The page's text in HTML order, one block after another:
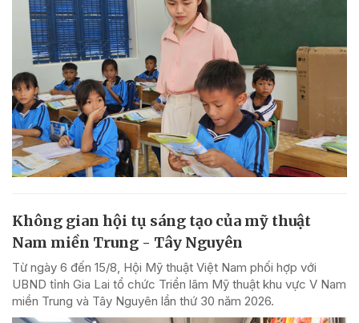
Không gian hội tụ sáng tạo của mỹ thuật
Nam miền Trung - Tây Nguyên
Từ ngày 6 đến 15/8, Hội Mỹ thuật Việt Nam phối hợp với
UBND tỉnh Gia Lai tổ chức Triển lãm Mỹ thuật khu vực V Nam
miền Trung và Tây Nguyên lần thứ 30 năm 2026.